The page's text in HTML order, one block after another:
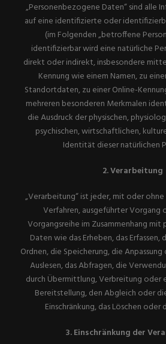
„Personenbezogene Daten“ sind alle
auf eine identifizierte oder
(im Folgenden „betroffene
identifizierbar wird eine natürliche
direkt oder indirekt, insbesondere
Kennung wie einem Namen, zu
Standortdaten, zu einer Online-
mehreren besonderen Merkmalen
die Ausdruck der physischen,
psychischen, wirtschaftlichen,
Identität dieser natürlichen
2. Verarbeitung
„Verarbeitung“ ist jeder, mit oder
Verfahren, ausgeführter Vorgang
Vorgangsreihe im Zusammenhang
Daten wie das Erheben, das Erfassen,
Ordnen, die Speicherung, die
Auslesen, das Abfragen, die
durch Übermittlung, Verbreitung oder
Bereitstellung, den Abgleich oder
Einschränkung, das Löschen
3. Einschränkung der